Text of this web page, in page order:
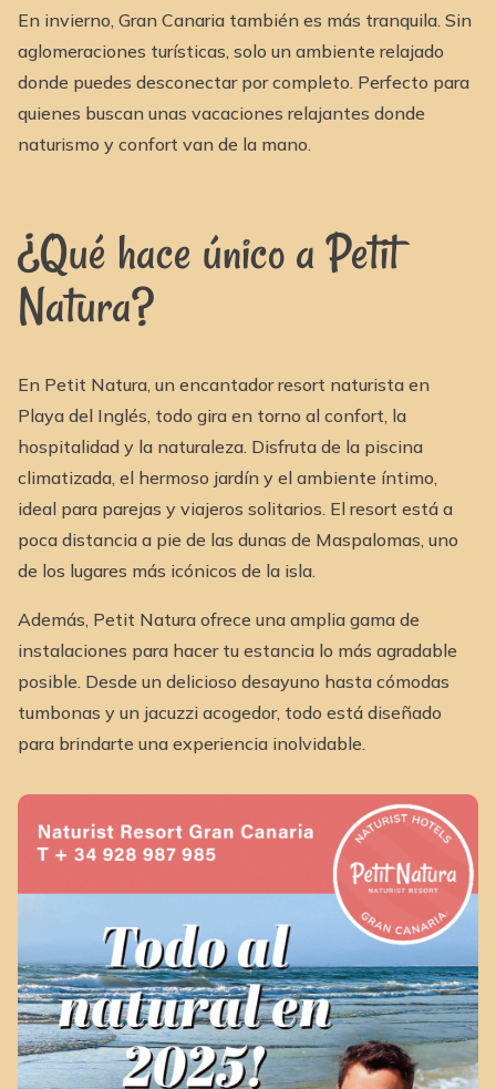
En invierno, Gran Canaria también es más tranquila. Sin
aglomeraciones turísticas, solo un ambiente relajado
donde puedes desconectar por completo. Perfecto para
quienes buscan unas vacaciones relajantes donde
naturismo y confort van de la mano.
¿Qué hace único a Petit
Natura?
En Petit Natura, un encantador resort naturista en
Playa del Inglés, todo gira en torno al confort, la
hospitalidad y la naturaleza. Disfruta de la piscina
climatizada, el hermoso jardín y el ambiente íntimo,
ideal para parejas y viajeros solitarios. El resort está a
poca distancia a pie de las dunas de Maspalomas, uno
de los lugares más icónicos de la isla.
Además, Petit Natura ofrece una amplia gama de
instalaciones para hacer tu estancia lo más agradable
posible. Desde un delicioso desayuno hasta cómodas
tumbonas y un jacuzzi acogedor, todo está diseñado
para brindarte una experiencia inolvidable.